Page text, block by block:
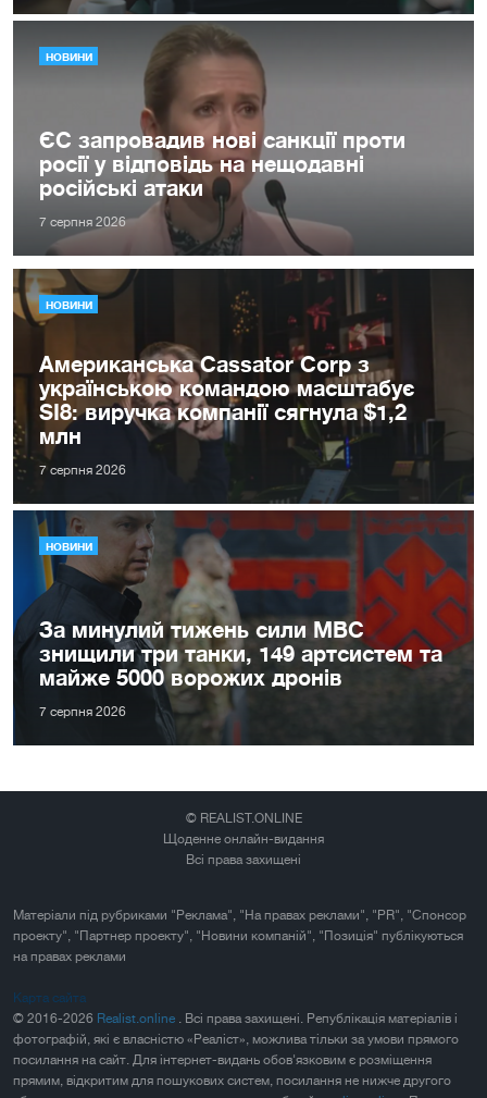
НОВИНИ
ЄС запровадив нові санкції проти
росії у відповідь на нещодавні
російські атаки
7 серпня 2026
НОВИНИ
Американська Cassator Corp з
українською командою масштабує
SI8: виручка компанії сягнула $1,2
млн
7 серпня 2026
НОВИНИ
За минулий тижень сили МВС
знищили три танки, 149 артсистем та
майже 5000 ворожих дронів
7 серпня 2026
© REALIST.ONLINE
Щоденне онлайн-видання
Всі права захищені
Матеріали під рубриками "Реклама", "На правах реклами", "PR", "Спонсор
проекту", "Партнер проекту", "Новини компаній", "Позиція" публікуються
на правах реклами
Карта сайта
© 2016-2026 Realist.online . Всі права захищені. Републікація матеріалів і
фотографій, які є власністю «Реаліст», можлива тільки за умови прямого
посилання на сайт. Для інтернет-видань обов'язковим є розміщення
прямим, відкритим для пошукових систем, посилання не нижче другого